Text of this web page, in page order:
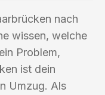
nach
wissen, welche
Problem,
ist dein
Umzug. Als